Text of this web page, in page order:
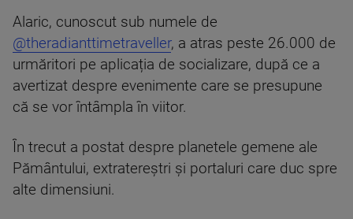
Alaric, cunoscut sub numele de
@theradianttimetraveller, a atras peste 26.000 de
urmăritori pe aplicația de socializare, după ce a
avertizat despre evenimente care se presupune
că se vor întâmpla în viitor.
În trecut a postat despre planetele gemene ale
Pământului, extratereștri și portaluri care duc spre
alte dimensiuni.